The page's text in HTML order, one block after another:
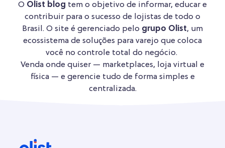
O Olist blog tem o objetivo de informar, educar e
contribuir para o sucesso de lojistas de todo o
Brasil. O site é gerenciado pelo grupo Olist, um
ecossistema de soluções para varejo que coloca
você no controle total do negócio.
Venda onde quiser — marketplaces, loja virtual e
física — e gerencie tudo de forma simples e
centralizada.